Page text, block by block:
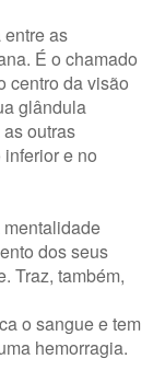
as
É o chamado
centro da visão
glândula
outras
e no
dos seus
Traz, também,
o sangue e tem
hemorragia.